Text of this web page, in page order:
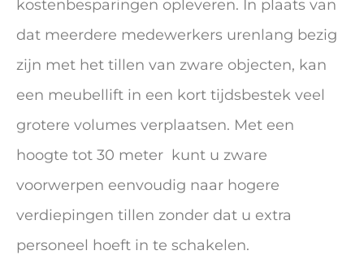
kostenbesparingen opleveren. In plaats van
dat meerdere medewerkers urenlang bezig
zijn met het tillen van zware objecten, kan
een meubellift in een kort tijdsbestek veel
grotere volumes verplaatsen. Met een
hoogte tot 30 meter kunt u zware
voorwerpen eenvoudig naar hogere
verdiepingen tillen zonder dat u extra
personeel hoeft in te schakelen.